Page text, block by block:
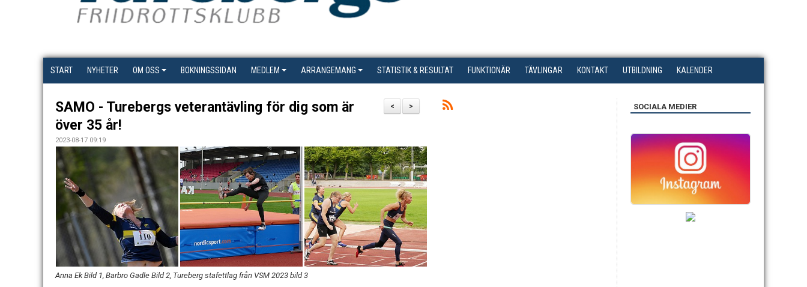
START NYHETER OM OSS BOKNINGSSIDAN MEDLEM ARRANGEMANG STATISTIK & RESULTAT FUNKTIONÄR TÄVLINGAR KONTAKT UTBILDNING KALENDER
>
<
SAMO - Turebergs veterantävling för dig som är
över 35 år!
2023-08-17 09:19
Anna Ek Bild 1, Barbro Gadle Bild 2, Tureberg stafettlag från VSM 2023 bild 3
SOCIALA MEDIER